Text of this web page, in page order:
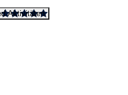
Aktivitäten